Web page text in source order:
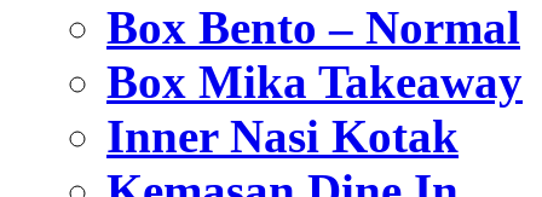
Box Bento – Normal
Box Mika Takeaway
Inner Nasi Kotak